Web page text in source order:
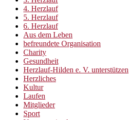
4. Herzlauf
5. Herzlauf
6. Herzlauf
Aus dem Leben
befreundete Organisation
Charity
Gesundheit
Herzlauf-Hilden e. V. unterstützen
Herzliches
Kultur
Laufen
Mitglieder
Sport